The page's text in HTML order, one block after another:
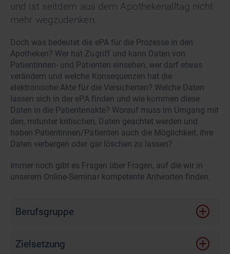
und ist seitdem aus dem Apothekenalltag nicht
mehr wegzudenken.
Doch was bedeutet die ePA für die Prozesse in den
Apotheken? Wer hat Zugriff und kann Daten von
Patientinnen- und Patienten einsehen, wer darf etwas
verändern und welche Konsequenzen hat die
elektronische Akte für die Versicherten? Welche Daten
lassen sich in der ePA finden und wie kommen diese
Daten in die Patientenakte? Worauf muss im Umgang mit
den, mitunter kritischen, Daten geachtet werden und
haben Patientinnen/Patienten auch die Möglichkeit, ihre
Daten verbergen oder gar löschen zu lassen?
Immer noch gibt es Fragen über Fragen, auf die wir in
unserem Online-Seminar kompetente Antworten finden.
Berufsgruppe
Zielsetzung